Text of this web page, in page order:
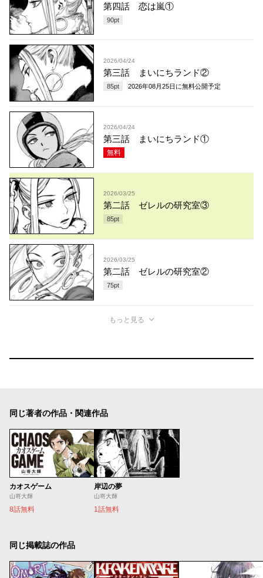
第四話 恋は嵐①
90pt
2026/04/24
第三話 まいにちランド②
85pt 2026年08月25日 に無料公開予定
2026/04/24
第三話 まいにちランド①
無料
2026/03/25
第二話 ゼレルの研究室③
85pt
2026/03/25
第二話 ゼレルの研究室②
75pt
もっと見る
同じ著者の作品・関連作品
カオスゲーム
山嵜大輝
8話無料
岸辺の夢
山嵜大輝
1話無料
同じ掲載誌の作品